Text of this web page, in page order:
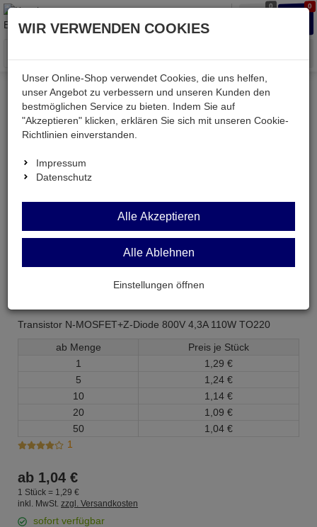
0 0
Menü
Kessler electronic Bauteile aktiv
Bauteile aktiv
Transistor N-MOSFET+Z-Diode 800V 4,3A 110W TO220
ab Menge
Preis je Stück
1
1, 29 €
5
1, 24 €
10
1, 14 €
20
1, 09 €
50
1, 04 €
1
ab 1,04 €
1 Stück = 1, 29 €
inkl. MwSt. zzgl. Versandkosten
sofort verfügbar
WIR VERWENDEN COOKIES
Unser Online-Shop verwendet Cookies, die uns helfen,
unser Angebot zu verbessern und unseren Kunden den
bestmöglichen Service zu bieten. Indem Sie auf
"Akzeptieren" klicken, erklären Sie sich mit unseren Cookie-
Richtlinien einverstanden.
Impressum
Datenschutz
Alle Akzeptieren
Alle Ablehnen
Einstellungen öffnen